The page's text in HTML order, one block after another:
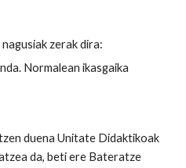
zerak dira:
Normalean ikasgaika
duena Unitate Didaktikoak
da, beti ere Bateratze